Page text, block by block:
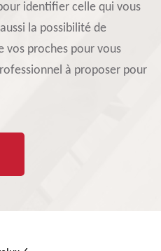
identifier celle qui vous
la possibilité de
vos proches pour vous
à proposer pour